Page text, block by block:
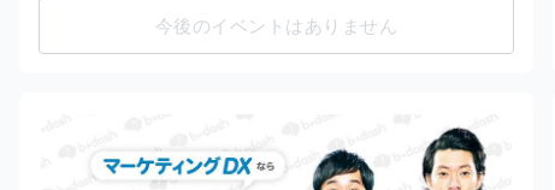
今後のイベントはありません